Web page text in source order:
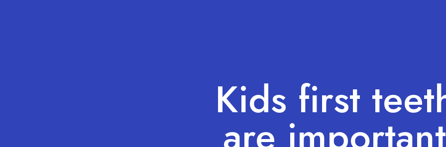
Kids first